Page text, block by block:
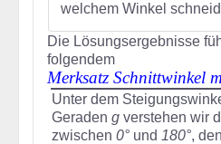
welchem Winkel
Die Lösungsergebnisse
folgendem
Merksatz Schnittwinkel
Unter dem
Geraden g verstehen wir
zwischen 0° und 180°,